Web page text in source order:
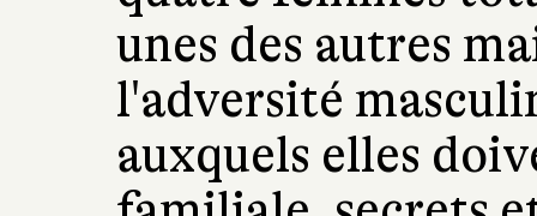
unes des autres
l'adversité
auxquels elles